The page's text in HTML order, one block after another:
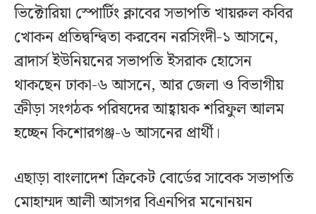
ভিক্টোরিয়া স্পোর্টিং ক্লাবের সভাপতি খায়রুল কবির
খোকন প্রতিদ্বন্দ্বিতা করবেন নরসিংদী-১ আসনে,
ব্রাদার্স ইউনিয়নের সভাপতি ইসরাক হোসেন
থাকছেন ঢাকা-৬ আসনে, আর জেলা ও বিভাগীয়
ক্রীড়া সংগঠক পরিষদের আহ্বায়ক শরিফুল আলম
হচ্ছেন কিশোরগঞ্জ-৬ আসনের প্রার্থী।
এছাড়া বাংলাদেশ ক্রিকেট বোর্ডের সাবেক সভাপতি
মোহাম্মদ আলী আসগর বিএনপির মনোনয়ন